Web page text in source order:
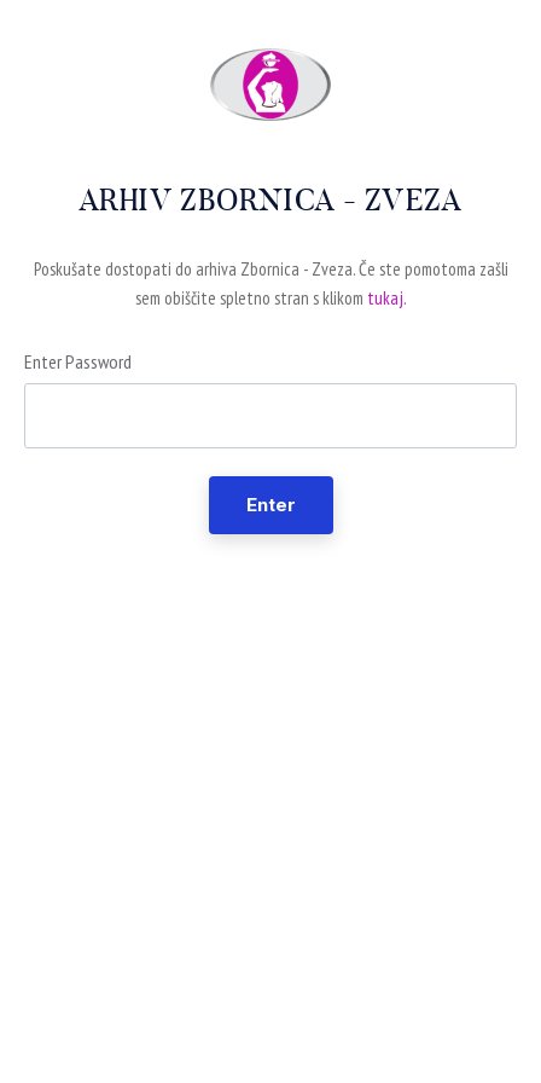
ARHIV ZBORNICA - ZVEZA
Poskušate dostopati do arhiva Zbornica - Zveza. Če ste pomotoma zašli
sem obiščite spletno stran s klikom tukaj.
Enter Password
Enter